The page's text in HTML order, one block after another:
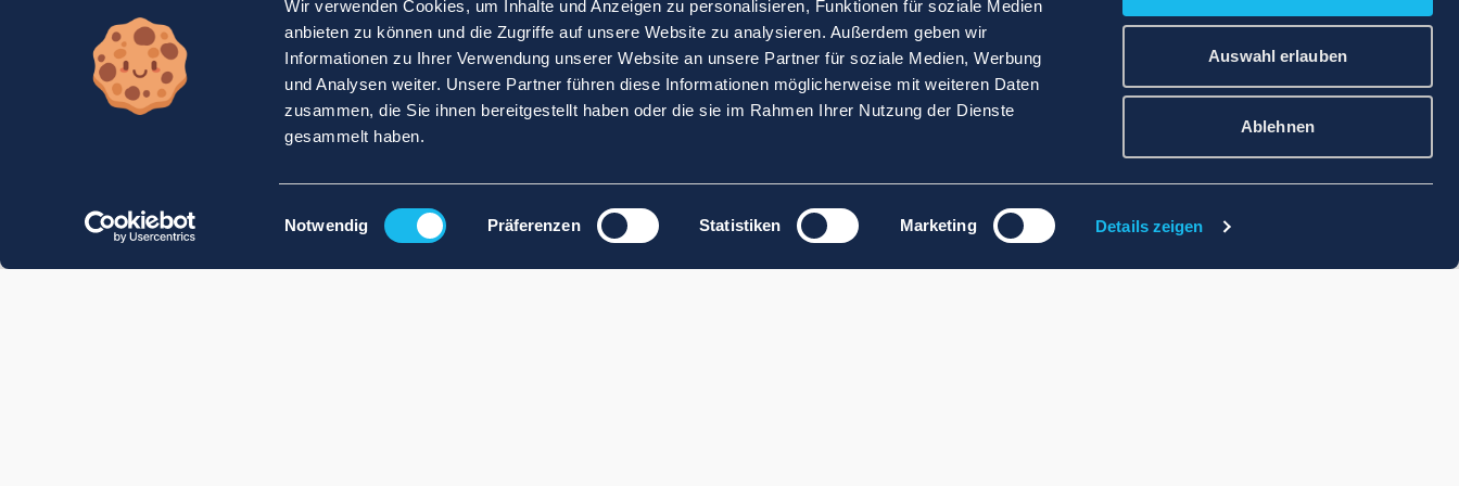
Wir verwenden Cookies, um Inhalte und Anzeigen zu personalisieren, Funktionen für soziale Medien
anbieten zu können und die Zugriffe auf unsere Website zu analysieren. Außerdem geben wir
Informationen zu Ihrer Verwendung unserer Website an unsere Partner für soziale Medien, Werbung
und Analysen weiter. Unsere Partner führen diese Informationen möglicherweise mit weiteren Daten
zusammen, die Sie ihnen bereitgestellt haben oder die sie im Rahmen Ihrer Nutzung der Dienste
gesammelt haben.
Einwilligungsauswahl
Notwendig Präferenzen Statistiken Marketing Details zeigen
Auswahl erlauben
Ablehnen